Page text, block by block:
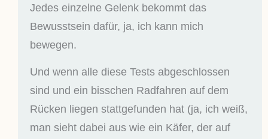
Jedes einzelne Gelenk bekommt das
Bewusstsein dafür, ja, ich kann mich
bewegen.
Und wenn alle diese Tests abgeschlossen
sind und ein bisschen Radfahren auf dem
Rücken liegen stattgefunden hat (ja, ich weiß,
man sieht dabei aus wie ein Käfer, der auf